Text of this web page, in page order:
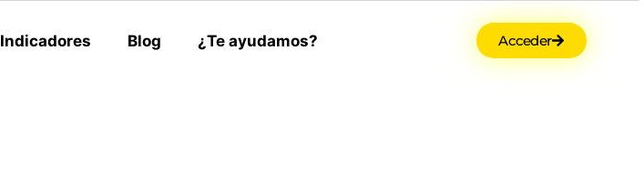
Indicadores Blog ¿Te ayudamos? Acceder